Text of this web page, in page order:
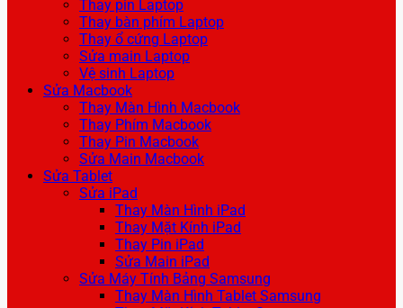
Thay pin Laptop
Thay bàn phím Laptop
Thay ổ cứng Laptop
Sửa main Laptop
Vệ sinh Laptop
Sửa Macbook
Thay Màn Hình Macbook
Thay Phím Macbook
Thay Pin Macbook
Sửa Main Macbook
Sửa Tablet
Sửa iPad
Thay Màn Hình iPad
Thay Mặt Kính iPad
Thay Pin iPad
Sửa Main iPad
Sửa Máy Tính Bảng Samsung
Thay Màn Hình Tablet Samsung